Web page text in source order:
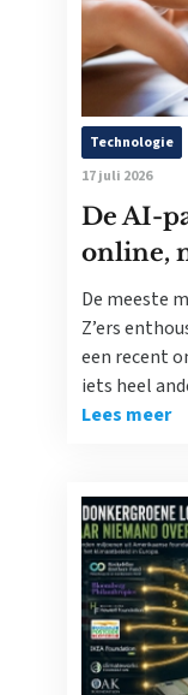
Technologie
17 juli 2026
De AI-
online,
De meeste
Z’ers
een recent
iets heel
Lees meer